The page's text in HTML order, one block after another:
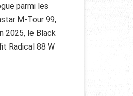
parmi les
M-Tour 99,
2025, le Black
Radical 88 W
MODÈLE DE SKI DE